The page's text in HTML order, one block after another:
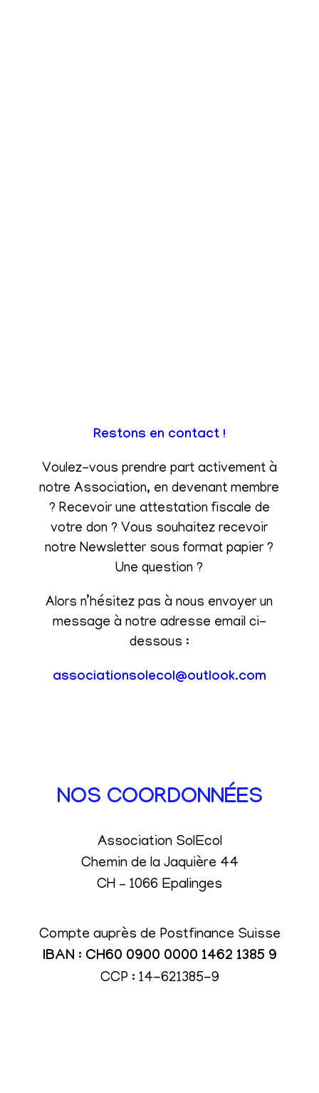
Restons en contact !
Voulez-vous prendre part activement à
notre Association, en devenant membre
? Recevoir une attestation fiscale de
votre don ? Vous souhaitez recevoir
notre Newsletter sous format papier ?
Une question ?
Alors n’hésitez pas à nous envoyer un
message à notre adresse email ci-
dessous :
associationsolecol@outlook.com
NOS COORDONNÉES
Association SolEcol
Chemin de la Jaquière 44
CH – 1066 Epalinges
Compte auprès de Postfinance Suisse
IBAN : CH60 0900 0000 1462 1385 9
CCP : 14-621385-9